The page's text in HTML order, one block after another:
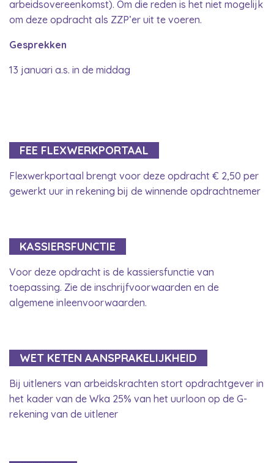
arbeidsovereenkomst). Om die reden is het niet mogelijk
om deze opdracht als ZZP’er uit te voeren.
Gesprekken
13 januari a.s. in de middag
FEE FLEXWERKPORTAAL
Flexwerkportaal brengt voor deze opdracht € 2,50 per
gewerkt uur in rekening bij de winnende opdrachtnemer
KASSIERSFUNCTIE
Voor deze opdracht is de kassiersfunctie van
toepassing. Zie de inschrijfvoorwaarden en de
algemene inleenvoorwaarden.
WET KETEN AANSPRAKELIJKHEID
Bij uitleners van arbeidskrachten stort opdrachtgever in
het kader van de Wka 25% van het uurloon op de G-
rekening van de uitlener